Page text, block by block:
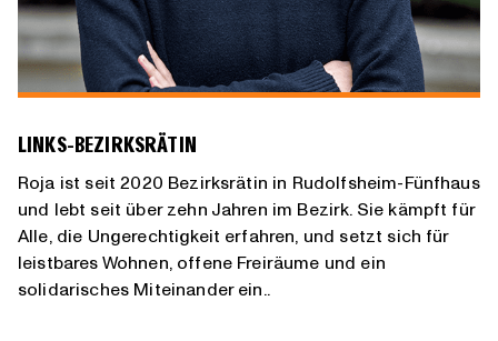
LINKS-BEZIRKSRÄTIN
Roja ist seit 2020 Bezirksrätin in Rudolfsheim-Fünfhaus
und lebt seit über zehn Jahren im Bezirk. Sie kämpft für
Alle, die Ungerechtigkeit erfahren, und setzt sich für
leistbares Wohnen, offene Freiräume und ein
solidarisches Miteinander ein..